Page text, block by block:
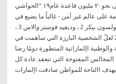
ﺻﻔﺮ ﺗﻘﺮﻳﺒﺎ ﻣﻨﺬ ﻋﺸﺮ ﺳﻨﻮات إﻟﻰ ﻧﺤﻮ٢٠ ﻣﻠﻴﻮن ﻗﺎﻋﺪة ﻋﺎم١٩ "الحواشي
على عالم غير آمن - غالباً ما يضيع في
المعاصرين الرائدين مثل نيكولسون بيكر 2 ، وديفيد فوستر والاس 3 ،
وديف إيغرز. 6 نيسان (إبريل) 2017 لعلّ الشخصية البارزة التي ساهمت في
اإلماراتية المتطورة دومًا رضا
المفتوحة التي تنعقد عادة كل
االتاحة للمواطن صادقت اإلمارات